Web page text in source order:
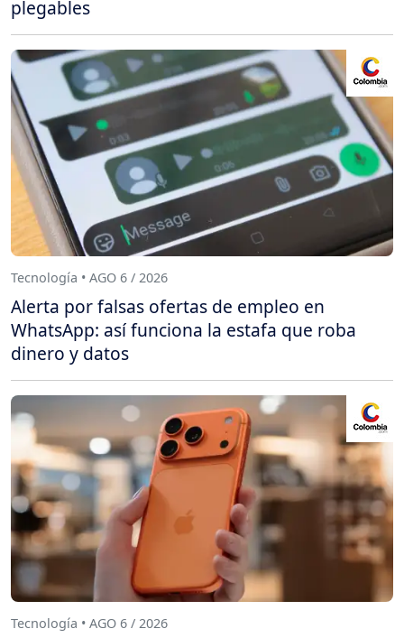
plegables
Tecnología • AGO 6 / 2026
Alerta por falsas ofertas de empleo en
WhatsApp: así funciona la estafa que roba
dinero y datos
Tecnología • AGO 6 / 2026